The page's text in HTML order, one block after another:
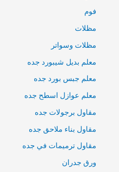
فوم
مظلات
مظلات وسواتر
معلم بديل شيبورد جده
معلم جبس بورد جده
معلم عوازل اسطح جده
مقاول برجولات جده
مقاول بناء ملاحق جده
مقاول ترميمات في جده
ورق جدران